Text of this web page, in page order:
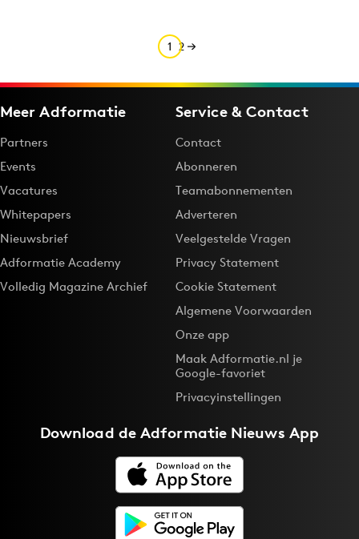
1 2
Meer Adformatie
Partners
Events
Vacatures
Whitepapers
Nieuwsbrief
Adformatie Academy
Volledig Magazine Archief
Service & Contact
Contact
Abonneren
Teamabonnementen
Adverteren
Veelgestelde Vragen
Privacy Statement
Cookie Statement
Algemene Voorwaarden
Onze app
Maak Adformatie.nl je
Google-favoriet
Privacyinstellingen
Download deAdformatie Nieuws App